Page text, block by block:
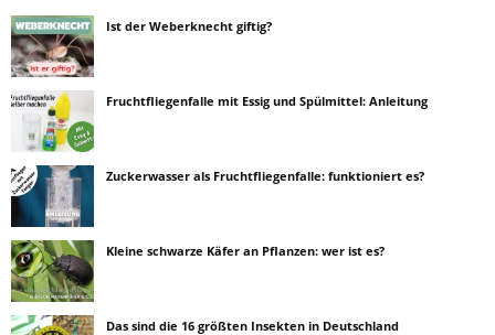
Ist der Weberknecht giftig?
Fruchtfliegenfalle mit Essig und Spülmittel: Anleitung
Zuckerwasser als Fruchtfliegenfalle: funktioniert es?
Kleine schwarze Käfer an Pflanzen: wer ist es?
Das sind die 16 größten Insekten in Deutschland